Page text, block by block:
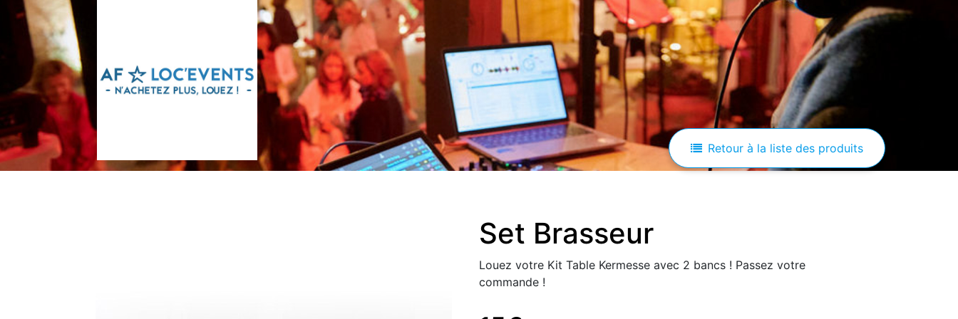
Retour à la liste des produits
Set Brasseur
Louez votre Kit Table Kermesse avec 2 bancs ! Passez votre
commande !